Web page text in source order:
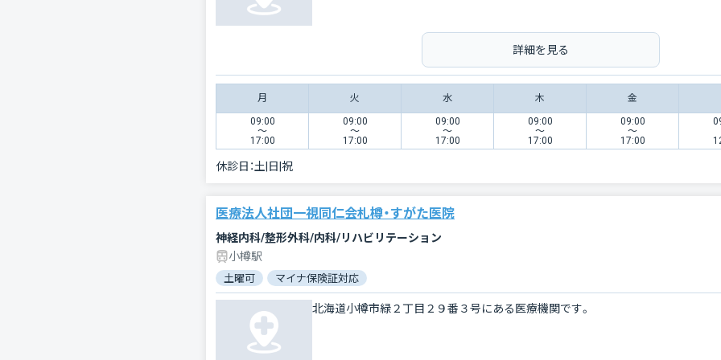
詳細を見る
月 火 水 木 金
09:00
〜
17:00
09:00
〜
17:00
09:00
〜
17:00
09:00
〜
17:00
09:00
〜
17:00
休診日：土|日|祝
医療法人社団一視同仁会札樽・すがた医院
神経内科/整形外科/内科/リハビリテーション
小樽駅
土曜可 マイナ保険証対応
北海道小樽市緑２丁目２９番３号にある医療機関です。